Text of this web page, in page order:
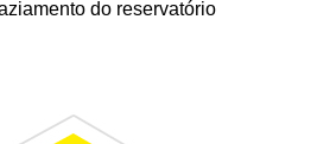
do reservatório